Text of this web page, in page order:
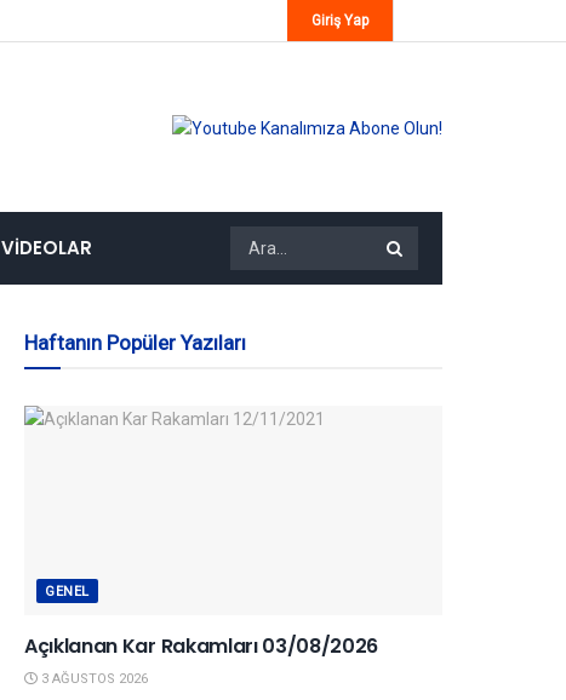
Giriş Yap
VIDEOLAR
Haftanın Popüler Yazıları
GENEL
Açıklanan Kar Rakamları 03/08/2026
3 AĞUSTOS 2026